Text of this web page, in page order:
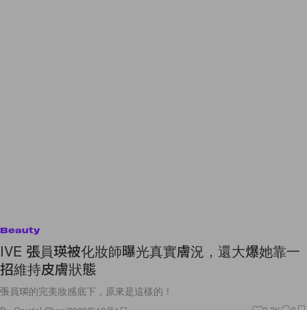
Beauty
IVE 張員瑛被化妝師曝光真實膚況，還大爆她靠一
招維持皮膚狀態
張員瑛的完美妝感底下，原來是這樣的！